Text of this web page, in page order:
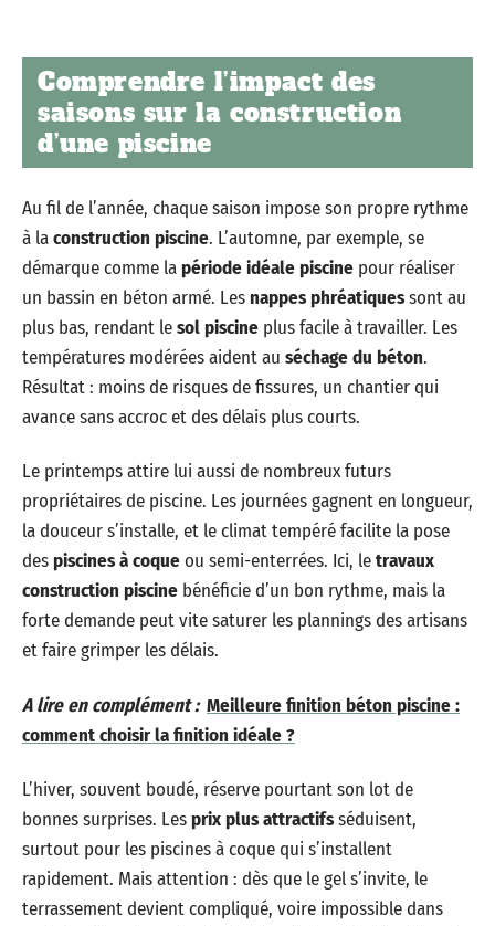
Comprendre l’impact des
saisons sur la construction
d’une piscine
Au fil de l’année, chaque saison impose son propre rythme
à laconstruction piscine. L’automne, par exemple, se
démarque comme lapériode idéale piscine pour réaliser
un bassin en béton armé. Lesnappes phréatiquessont au
plus bas, rendant lesol piscine plus facile à travailler. Les
températures modérées aident au séchage du béton.
Résultat : moins de risques de fissures, un chantier qui
avance sans accroc et des délais plus courts.
Le printemps attire lui aussi de nombreux futurs
propriétaires de piscine. Les journées gagnent en longueur,
la douceur s’installe, et le climat tempéré facilite la pose
despiscines à coqueou semi-enterrées. Ici, letravaux
construction piscine bénéficie d’un bon rythme, mais la
forte demande peut vite saturer les plannings des artisans
et faire grimper les délais.
A lire en complément : Meilleure finition béton piscine :
comment choisir la finition idéale ?
L’hiver, souvent boudé, réserve pourtant son lot de
bonnes surprises. Lesprix plus attractifsséduisent,
surtout pour les piscines à coque qui s’installent
rapidement. Mais attention : dès que le gel s’invite, le
terrassement devient compliqué, voire impossible dans